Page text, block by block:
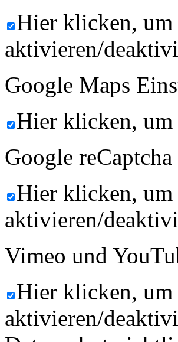
Hier klicken, um
aktivieren/
Google Maps
Hier klicken, um
Google
Hier klicken, um
aktivieren/
Vimeo und
Hier klicken, um
aktivieren/